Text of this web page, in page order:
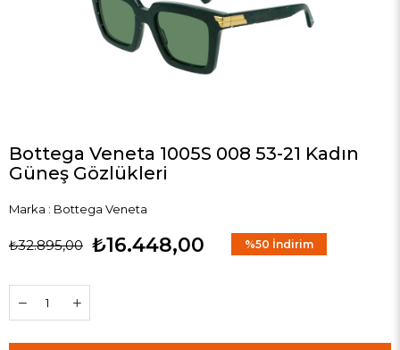
Bottega Veneta 1005S 008 53-21 Kadın
Güneş Gözlükleri
Marka : Bottega Veneta
₺32.895,00 ₺16.448,00 %50 İndirim